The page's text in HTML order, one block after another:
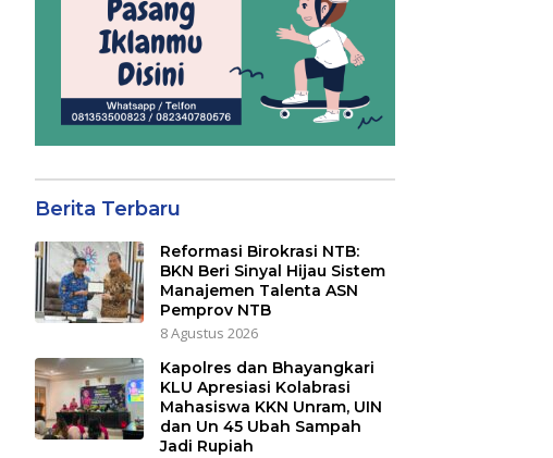
Berita Terbaru
Reformasi Birokrasi NTB:
BKN Beri Sinyal Hijau Sistem
Manajemen Talenta ASN
Pemprov NTB
8 Agustus 2026
Kapolres dan Bhayangkari
KLU Apresiasi Kolabrasi
Mahasiswa KKN Unram, UIN
dan Un 45 Ubah Sampah
Jadi Rupiah